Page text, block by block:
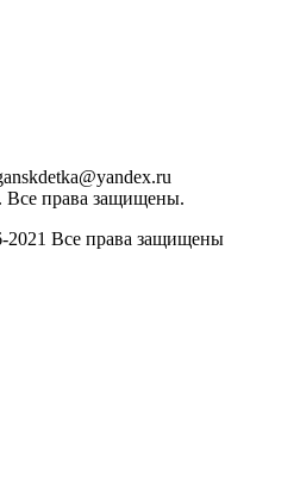
. Все права защищены.
Все права защищены